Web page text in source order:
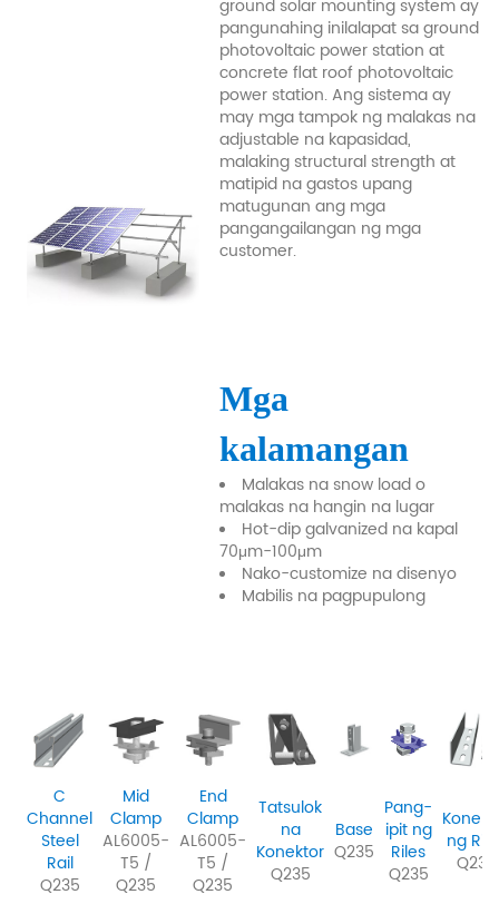
ground solar mounting system ay
pangunahing inilalapat sa ground
photovoltaic power station at
concrete flat roof photovoltaic
power station. Ang sistema ay
may mga tampok ng malakas na
adjustable na kapasidad,
malaking structural strength at
matipid na gastos upang
matugunan ang mga
pangangailangan ng mga
customer.
Mga
kalamangan
Malakas na snow load o
malakas na hangin na lugar
Hot-dip galvanized na kapal
70μm-100μm
Nako-customize na disenyo
Mabilis na pagpupulong
C
Channel
Steel
Rail
Q235
Mid
Clamp
AL6005-
T5 /
Q235
End
Clamp
AL6005-
T5 /
Q235
Tatsulok
na
Konektor
Q235
Base
Q235
Pang-
ipit ng
Riles
Q235
ng
Q235